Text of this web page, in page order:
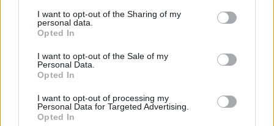
not limited to your visit or usage behaviour. You may click to
grant or deny consent to Google and its third-party tags to
use your data for below specified purposes in below Google
consent section.
I want to opt-out of the Sharing of my
personal data.
Opted In
I want to opt-out of the Sale of my
Personal Data.
Opted In
I want to opt-out of processing my
Personal Data for Targeted Advertising.
Opted In
Házi locsoló kölni vodkából, amit a
legügyetlenebb férfi is el tud
készíteni
mokuspanna•2018. március 30.
Ha tetszik, ha nem, hétfőn ránk törnek a jutalomért
megvadult férfiak, és büdösre fognak minket